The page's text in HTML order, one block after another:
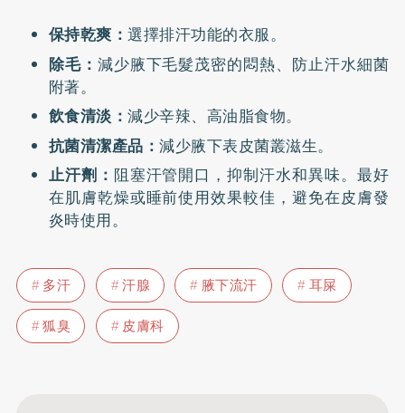
保持乾爽：選擇排汗功能的衣服。
除毛： 減少腋下毛髮茂密的悶熱、防止汗水細菌
附著。
飲食清淡：減少辛辣、高油脂食物。
抗菌清潔產品：減少腋下表皮菌叢滋生。
止汗劑： 阻塞汗管開口，抑制汗水和異味。最好
在肌膚乾燥或睡前使用效果較佳，避免在皮膚發
炎時使用。
多汗 汗腺 腋下流汗
耳屎
狐臭
皮膚科